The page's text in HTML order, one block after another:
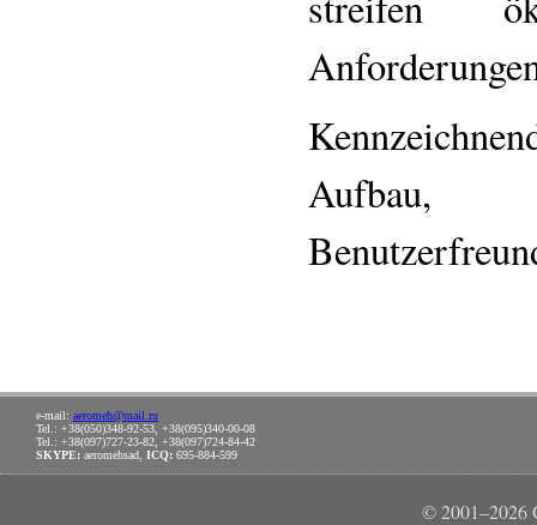
Aufbau,
e-mail: aeromeh@mail.ru
Tel.: +38(050)348-92-53, +38(095)340-00-08
Tel.: +38(097)727-23-82, +38(097)724-84-42
SKYPE: aeromehsad, ICQ: 695-884-599
© 2001–2026